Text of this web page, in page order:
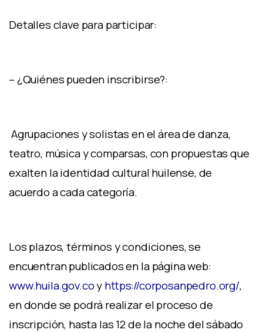
Detalles clave para participar:
– ¿Quiénes pueden inscribirse?:
Agrupaciones y solistas en el área de danza,
teatro, música y comparsas, con propuestas que
exalten la identidad cultural huilense, de
acuerdo a cada categoría.
Los plazos, términos y condiciones, se
encuentran publicados en la página web:
www.huila.gov.coyhttps://corposanpedro.org/,
en donde se podrá realizar el proceso de
inscripción, hasta las 12 de la noche del sábado